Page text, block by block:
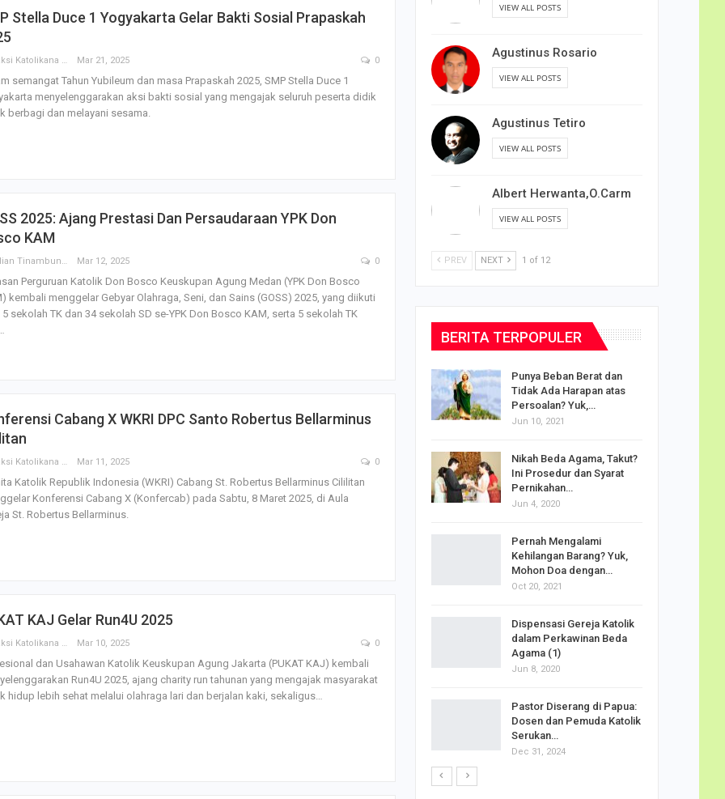
Stella Duce 1 Yogyakarta Gelar Bakti Sosial Prapaskah
Mar 21, 2025 0
semangat Tahun Yubileum dan masa Prapaskah 2025, SMP Stella Duce 1
menyelenggarakan aksi bakti sosial yang mengajak seluruh peserta didik
berbagi dan melayani sesama.
2025: Ajang Prestasi Dan Persaudaraan YPK Don
KAM
Mar 12, 2025 0
Perguruan Katolik Don Bosco Keuskupan Agung Medan (YPK Don Bosco
kembali menggelar Gebyar Olahraga, Seni, dan Sains (GOSS) 2025, yang diikuti
5 sekolah TK dan 34 sekolah SD se-YPK Don Bosco KAM, serta 5 sekolah TK
Cabang X WKRI DPC Santo Robertus Bellarminus
Mar 11, 2025 0
Katolik Republik Indonesia (WKRI) Cabang St. Robertus Bellarminus Cililitan
Konferensi Cabang X (Konfercab) pada Sabtu, 8 Maret 2025, di Aula
St. Robertus Bellarminus.
KAJ Gelar Run4U 2025
Mar 10, 2025 0
dan Usahawan Katolik Keuskupan Agung Jakarta (PUKAT KAJ) kembali
Run4U 2025, ajang charity run tahunan yang mengajak masyarakat
hidup lebih sehat melalui olahraga lari dan berjalan kaki, sekaligus…
VIEW ALL POSTS
Agustinus Rosario
VIEW ALL POSTS
Agustinus Tetiro
VIEW ALL POSTS
Albert Herwanta,O.Carm
VIEW ALL POSTS
PREV NEXT 1 of 12
BERITA TERPOPULER
Paling Menginspirasi
Sepanjang Sejarah…
Mar 10, 2021
Irene Umar Pecah Telor
sebagai Wamen
Punya Beban Berat dan
Tidak Ada Harapan atas
Persoalan? Yuk,…
Jun 10, 2021
Nikah Beda Agama, Takut?
Ini Prosedur dan Syarat
Pernikahan…
Jun 4, 2020
Pernah Mengalami
Kehilangan Barang? Yuk,
Mohon Doa dengan…
Oct 20, 2021
Dispensasi Gereja Katolik
dalam Perkawinan Beda
Agama (1)
Jun 8, 2020
Pastor Diserang di Papua:
Dosen dan Pemuda Katolik
Serukan…
Dec 31, 2024